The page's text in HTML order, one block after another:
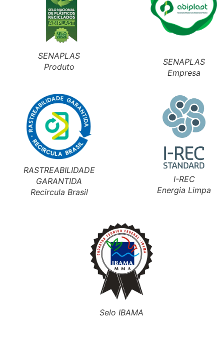
SENAPLAS
Produto
SENAPLAS
Empresa
RASTREABILIDADE
GARANTIDA
Recircula Brasil
I-REC
Energia Limpa
Selo IBAMA
Bobinas
Diversos modelos, desde comum,